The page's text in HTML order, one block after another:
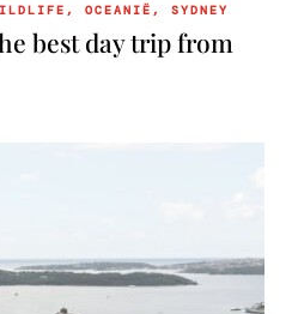
,OCEANIË ,SYDNEY
best day trip from